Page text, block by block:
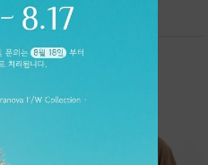
핏 강연티셔츠
한 착용감을 선사하며, 자연스럽게 떨어지는 실루
엣이 편안하며 ★도회적인 무드로 루즈하게 단독
65,000원
30,000